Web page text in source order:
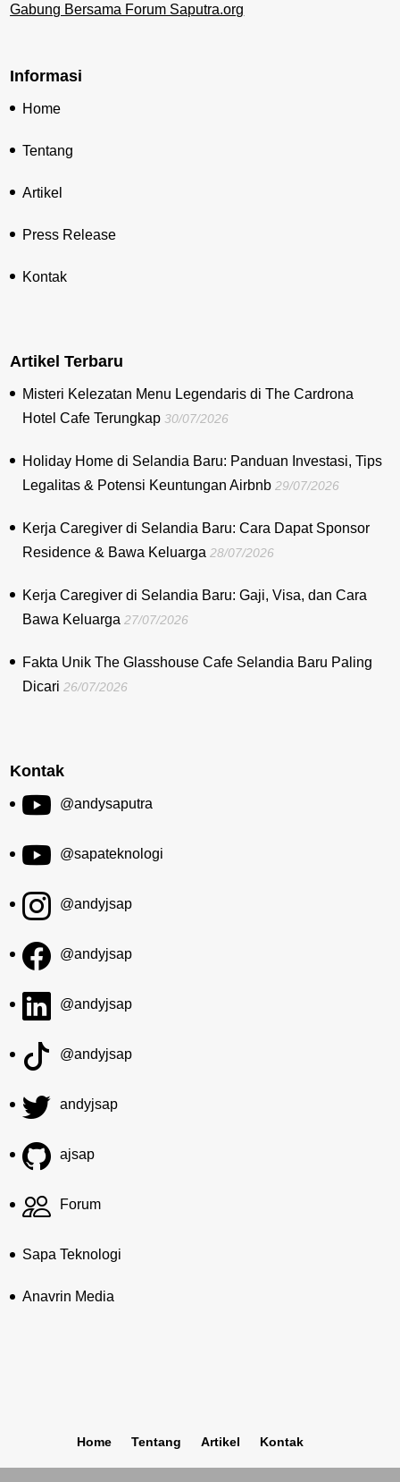
Gabung Bersama Forum Saputra.org
Informasi
Home
Tentang
Artikel
Press Release
Kontak
Artikel Terbaru
Misteri Kelezatan Menu Legendaris di The Cardrona
Hotel Cafe Terungkap 30/07/2026
Holiday Home di Selandia Baru: Panduan Investasi, Tips
Legalitas & Potensi Keuntungan Airbnb 29/07/2026
Kerja Caregiver di Selandia Baru: Cara Dapat Sponsor
Residence & Bawa Keluarga 28/07/2026
Kerja Caregiver di Selandia Baru: Gaji, Visa, dan Cara
Bawa Keluarga 27/07/2026
Fakta Unik The Glasshouse Cafe Selandia Baru Paling
Dicari 26/07/2026
Kontak
@andysaputra
@sapateknologi
@andyjsap
@andyjsap
@andyjsap
@andyjsap
andyjsap
ajsap
Forum
Sapa Teknologi
Anavrin Media
Home Tentang Artikel Kontak